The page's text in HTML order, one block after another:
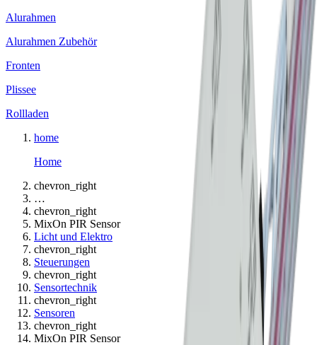
Alurahmen
Alurahmen Zubehör
Fronten
Plissee
Rollladen
home
Home
chevron_right
…
chevron_right
MixOn PIR Sensor
Licht und Elektro
chevron_right
Steuerungen
chevron_right
Sensortechnik
chevron_right
Sensoren
chevron_right
MixOn PIR Sensor